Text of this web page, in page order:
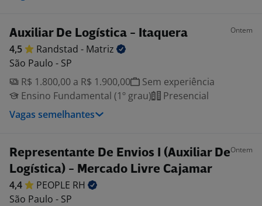
Auxiliar De Logística - Itaquera Ontem
4,5 Randstad - Matriz
São Paulo - SP
R$ 1.800,00 a R$ 1.900,00
Sem experiência
Ensino Fundamental (1º grau)
Presencial
Vagas semelhantes
Representante De Envios I (Auxiliar De
Logística) - Mercado Livre Cajamar
Ontem
4,4 PEOPLE RH
São Paulo - SP